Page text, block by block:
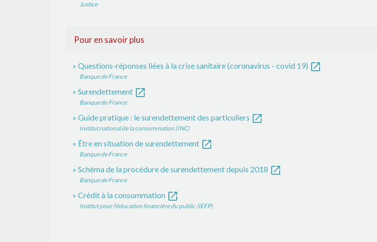
Justice
Pour en savoir plus
Questions-réponses liées à la crise sanitaire (coronavirus - covid 19) open_in_new
Banque de France
Surendettement open_in_new
Banque de France
Guide pratique : le surendettement des particuliers open_in_new
Institut national de la consommation (INC)
Être en situation de surendettement open_in_new
Banque de France
Schéma de la procédure de surendettement depuis 2018 open_in_new
Banque de France
Crédit à la consommation open_in_new
Institut pour l'éducation financière du public (IEFP)